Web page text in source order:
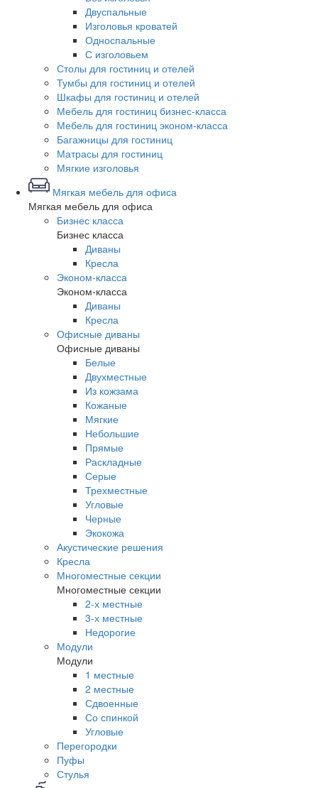
Двуспальные
Изголовья кроватей
Односпальные
С изголовьем
Столы для гостиниц и отелей
Тумбы для гостиниц и отелей
Шкафы для гостиниц и отелей
Мебель для гостиниц бизнес-класса
Мебель для гостиниц эконом-класса
Багажницы для гостиниц
Матрасы для гостиниц
Мягкие изголовья
Мягкая мебель для офиса
Мягкая мебель для офиса
Бизнес класса
Бизнес класса
Диваны
Кресла
Эконом-класса
Эконом-класса
Диваны
Кресла
Офисные диваны
Офисные диваны
Белые
Двухместные
Из кожзама
Кожаные
Мягкие
Небольшие
Прямые
Раскладные
Серые
Трехместные
Угловые
Черные
Экокожа
Акустические решения
Кресла
Многоместные секции
Многоместные секции
2-х местные
3-х местные
Недорогие
Модули
Модули
1 местные
2 местные
Сдвоенные
Со спинкой
Угловые
Перегородки
Пуфы
Стулья